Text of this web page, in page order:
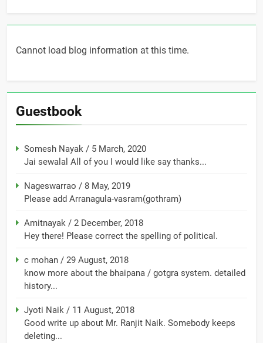
Cannot load blog information at this time.
Guestbook
Somesh Nayak / 5 March, 2020
Jai sewalal All of you I would like say thanks...
Nageswarrao / 8 May, 2019
Please add Arranagula-vasram(gothram)
Amitnayak / 2 December, 2018
Hey there! Please correct the spelling of political.
c mohan / 29 August, 2018
know more about the bhaipana / gotgra system. detailed
history...
Jyoti Naik / 11 August, 2018
Good write up about Mr. Ranjit Naik. Somebody keeps
deleting...